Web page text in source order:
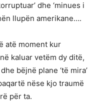
dhe ‘minues i
llupën amerikane….
atë moment kur
kaluar vetëm dy ditë,
bëjnë plane ‘të mira’
nëse kjo traumë
për ta.